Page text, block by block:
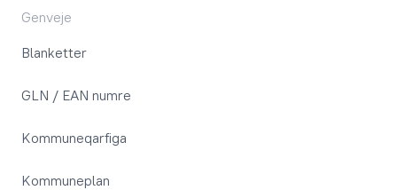
Genveje
Blanketter
GLN / EAN numre
Kommuneqarfiga
Kommuneplan